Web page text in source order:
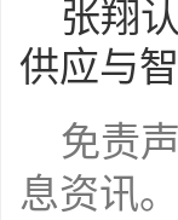
张翔
供应与
免责
息资讯